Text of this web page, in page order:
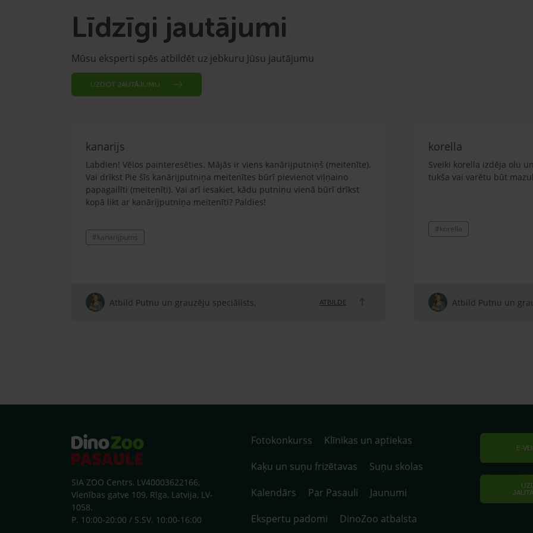
Līdzīgi jautājumi
Mūsu eksperti spēs atbildēt uz jebkuru Jūsu jautājumu
UZDOT JAUTĀJUMU
kanarijs
Labdien! Vēlos painteresēties. Mājās ir viens kanārijputniņš (meitenīte).
Vai drīkst Pie šīs kanārijputniņa meitenītes būrī pievienot viļņaino
papagailīti (meitenīti). Vai arī iesakiet, kādu putniņu vienā būrī drīkst
kopā likt ar kanārijputniņa meitenīti? Paldies!
#kanarijputns
Atbild Putnu un grauzēju speciālists, ATBILDE
korella
Sveiki korella izdēja olu
tukša vai varētu būt
#korella
Atbild Putnu un
SIA ZOO Centrs, LV40003622166,
Vienības gatve 109, Rīga, Latvija, LV-
1058.
P. 10:00-20:00 / S.SV. 10:00-16:00
Fotokonkurss
Klīnikas un aptiekas
Kaķu un suņu frizētavas
Suņu skolas
Kalendārs
Par Pasauli
Jaunumi
Ekspertu padomi
DinoZoo atbalsta
E-